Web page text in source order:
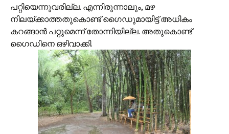
പറ്റിയെന്നുവരില്ല. എന്നിരുന്നാലും, മഴ
നിലയ്ക്കാത്തതുകൊണ്ട് ഗൈഡുമായിട്ട് അധികം
കറങ്ങാന്‍ പറ്റുമെന്ന് തോന്നിയില്ല. അതുകൊണ്ട്
ഗൈഡിനെ ഒഴിവാക്കി.